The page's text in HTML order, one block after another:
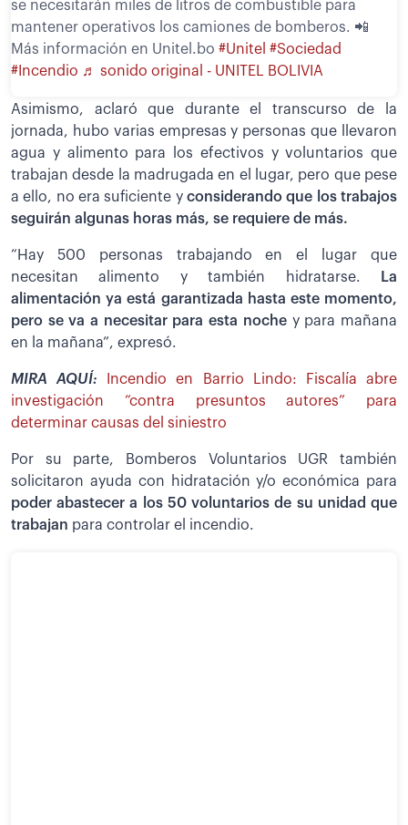
se necesitarán miles de litros de combustible para
mantener operativos los camiones de bomberos. 📲
Más información en Unitel.bo #Unitel #Sociedad
#Incendio ♬ sonido original - UNITEL BOLIVIA
Asimismo, aclaró que durante el transcurso de la
jornada, hubo varias empresas y personas que llevaron
agua y alimento para los efectivos y voluntarios que
trabajan desde la madrugada en el lugar, pero que pese
a ello, no era suficiente y considerando que los trabajos
seguirán algunas horas más, se requiere de más.
“Hay 500 personas trabajando en el lugar que
necesitan alimento y también hidratarse.
La
alimentación ya está garantizada hasta este momento,
pero se va a necesitar para esta nochey para mañana
en la mañana”, expresó.
MIRA AQUÍ:
Incendio en Barrio Lindo: Fiscalía abre
investigación “contra presuntos autores” para
determinar causas del siniestro
Por su parte, Bomberos Voluntarios UGR también
solicitaron ayuda con hidratación y/o económica para
poder abastecer a los 50 voluntarios de su unidad que
trabajan para controlar el incendio.